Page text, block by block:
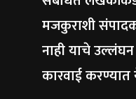
मजकुराशी
नाही याचे
कारवाई